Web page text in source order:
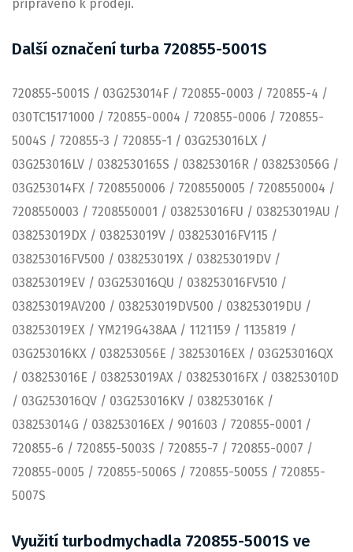
připraveno k prodeji.
Další označení turba 720855-5001S
720855-5001S / 03G253014F / 720855-0003 / 720855-4 /
030TC15171000 / 720855-0004 / 720855-0006 / 720855-
5004S / 720855-3 / 720855-1 / 03G253016LX /
03G253016LV / 0382530165S / 038253016R / 038253056G /
03G253014FX / 7208550006 / 7208550005 / 7208550004 /
7208550003 / 7208550001 / 038253016FU / 038253019AU /
038253019DX / 038253019V / 038253016FV115 /
038253016FV500 / 038253019X / 038253019DV /
038253019EV / 03G253016QU / 038253016FV510 /
038253019AV200 / 038253019DV500 / 038253019DU /
038253019EX / YM219G438AA / 1121159 / 1135819 /
03G253016KX / 038253056E / 38253016EX / 03G253016QX
/ 038253016E / 038253019AX / 038253016FX / 038253010D
/ 03G253016QV / 03G253016KV / 038253016K /
038253014G / 038253016EX / 901603 / 720855-0001 /
720855-6 / 720855-5003S / 720855-7 / 720855-0007 /
720855-0005 / 720855-5006S / 720855-5005S / 720855-
5007S
Využití turbodmychadla 720855-5001S ve